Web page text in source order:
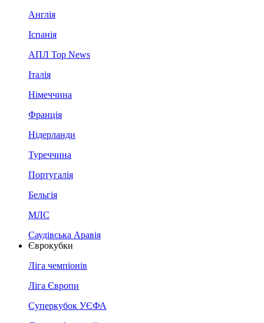
Англія
Іспанія
АПЛ Top News
Італія
Німеччина
Франція
Нідерланди
Туреччина
Португалія
Бельгія
МЛС
Саудівська Аравія
Єврокубки
Ліга чемпіонів
Ліга Європи
Суперкубок УЄФА